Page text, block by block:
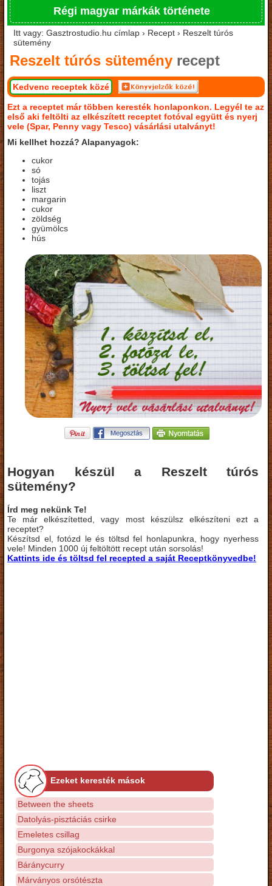
Régi magyar márkák története
Itt vagy: Gasztrostudio.hu címlap › Recept › Reszelt túrós
sütemény
Reszelt túrós sütemény recept
Kedvenc receptek közé
Ezt a receptet már többen keresték honlaponkon. Legyél te az
első aki feltölti az elkészített receptet fotóval együtt és nyerj
vele (Spar, Penny vagy Tesco) vásárlási utalványt!
Mi kellhet hozzá? Alapanyagok:
cukor
só
tojás
liszt
margarin
cukor
zöldség
gyümölcs
hús
Hogyan készül a Reszelt túrós
sütemény?
Írd meg nekünk Te!
Te már elkészítetted, vagy most készülsz elkészíteni ezt a
receptet?
Készítsd el, fotózd le és töltsd fel honlapunkra, hogy nyerhess
vele! Minden 1000 új feltöltött recept után sorsolás!
Kattints ide és töltsd fel recepted a saját Receptkönyvedbe!
Ezeket keresték mások
Between the sheets
Datolyás-pisztáciás csirke
Emeletes csillag
Burgonya szójakockákkal
Báránycurry
Márványos orsótészta